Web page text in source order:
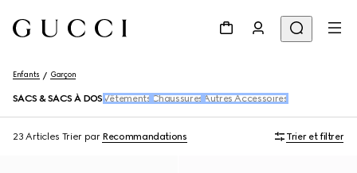
Enfants Garçon
SACS & SACS À DOS Vêtements Chaussures Autres Accessoires
23 Articles Trier par Recommandations Trier et filtrer